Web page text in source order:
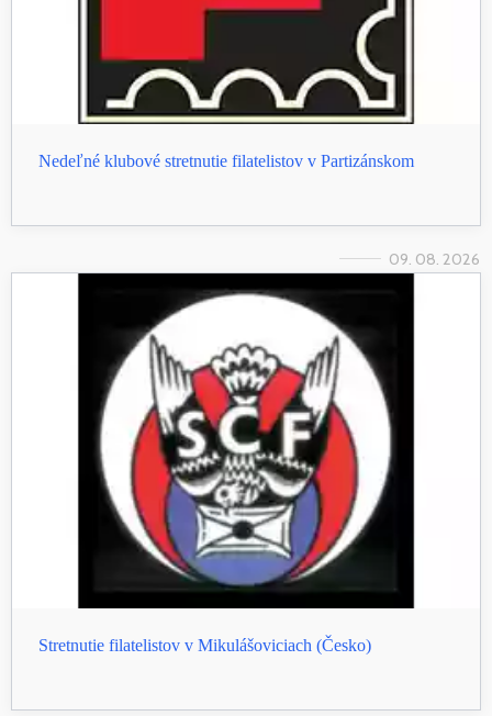
Nedeľné klubové stretnutie filatelistov v Partizánskom
09. 08. 2026
Stretnutie filatelistov v Mikulášoviciach (Česko)